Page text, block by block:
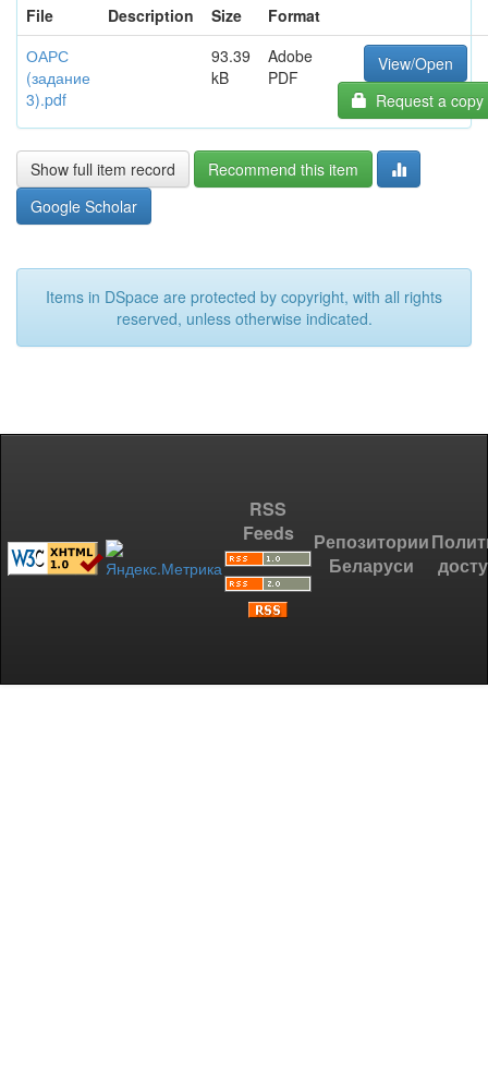
File
Description Size
Format
ОАРС
(задание
3).pdf
93.39
kB
Adobe
PDF
View/Open
Request a copy
Show full item record
Recommend this item
Google Scholar
Items in DSpace are protected by copyright, with all rights
reserved, unless otherwise indicated.
RSS
Feeds
Репозитории
Беларуси